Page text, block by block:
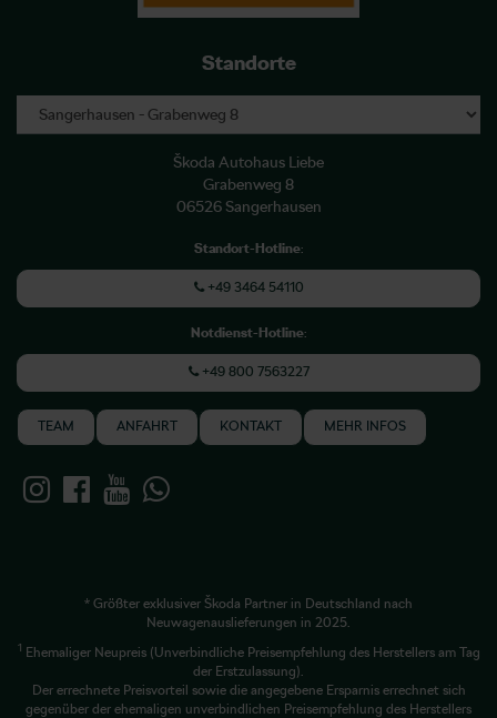
Standorte
Škoda Autohaus Liebe
Grabenweg 8
06526 Sangerhausen
Standort-Hotline:
+49 3464 54110
Notdienst-Hotline:
+49 800 7563227
TEAM ANFAHRT KONTAKT MEHR INFOS
* Größter exklusiver Škoda Partner in Deutschland nach
Neuwagenauslieferungen in 2025.
1
Ehemaliger Neupreis (Unverbindliche Preisempfehlung des Herstellers am Tag
der Erstzulassung).
Der errechnete Preisvorteil sowie die angegebene Ersparnis errechnet sich
gegenüber der ehemaligen unverbindlichen Preisempfehlung des Herstellers